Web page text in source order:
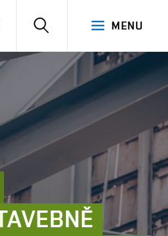
MENU